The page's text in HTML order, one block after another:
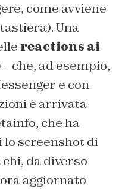
come avviene
Una
reactions ai
– che, ad esempio,
e con
è arrivata
che ha
screenshot di
da diverso
aggiornato